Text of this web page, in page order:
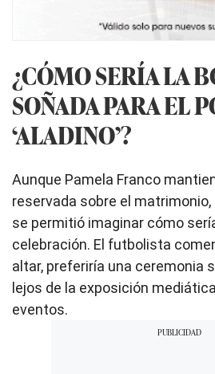
¿CÓMO SERÍA LA
SOÑADA PARA EL
‘ALADINO’?
Aunque Pamela Franco
reservada sobre el
se permitió imaginar cómo
celebración. El futbolista
altar, preferiría una ceremonia
lejos de la exposición
eventos.